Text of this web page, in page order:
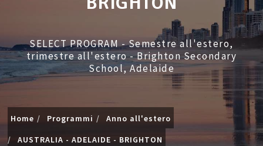
SELECT PROGRAM - Semestre all'estero,
trimestre all'estero - Brighton Secondary
School, Adelaide
Home Programmi
Anno all'estero
AUSTRALIA - ADELAIDE - BRIGHTON